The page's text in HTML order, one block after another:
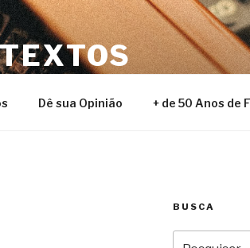
Dê sua Opinião + de 50 Anos de
BUSCA